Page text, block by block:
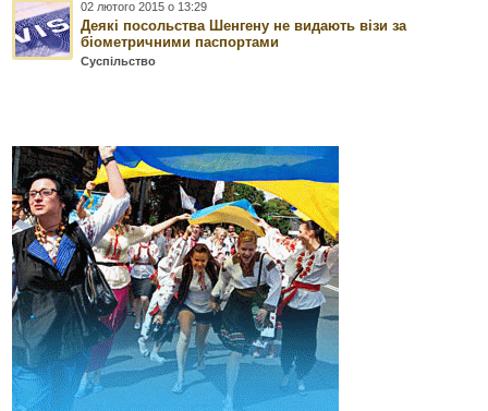
02 лютого 2015 о 13:29
Деякі посольства Шенгену не видають візи за
біометричними паспортами
Суспільство